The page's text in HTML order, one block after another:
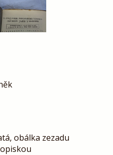
obálka zezadu